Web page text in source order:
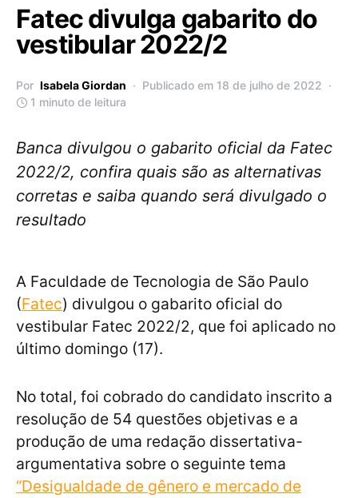
Fatec divulga gabarito do
vestibular 2022/2
Por Isabela Giordan
Publicado em 18 de julho de 2022
1 minuto de leitura
Banca divulgou o gabarito oficial da Fatec
2022/2, confira quais são as alternativas
corretas e saiba quando será divulgado o
resultado
A Faculdade de Tecnologia de São Paulo
(Fatec) divulgou o gabarito oficial do
vestibular Fatec 2022/2, que foi aplicado no
último domingo (17).
No total, foi cobrado do candidato inscrito a
resolução de 54 questões objetivas e a
produção de uma redação dissertativa-
argumentativa sobre o seguinte tema
“Desigualdade de gênero e mercado de